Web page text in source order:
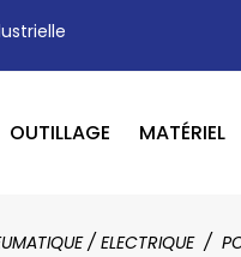
OUTILLAGE MATÉRIEL
/ ELECTRIQUE